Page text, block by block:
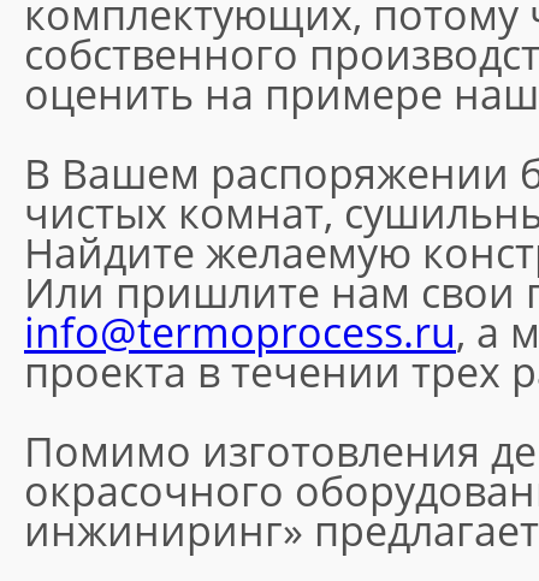
комплектующих, потому
собственного
оценить на примере
В Вашем распоряжении
чистых комнат,
Найдите желаемую
Или пришлите нам свои
info@termoprocess.ru, а
проекта в течении трех
Помимо изготовления
окрасочного
инжиниринг»